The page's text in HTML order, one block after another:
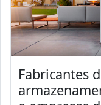
Fabricantes